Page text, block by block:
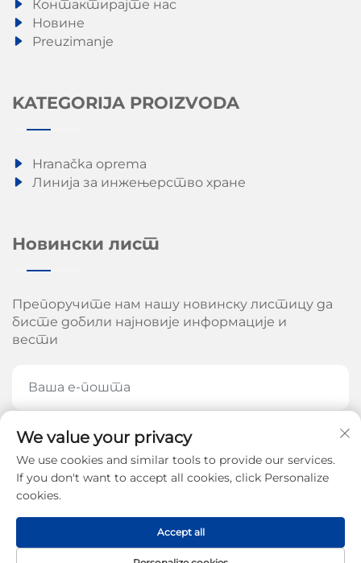
Контактирајте нас
Новине
Preuzimanje
KATEGORIJA PROIZVODA
Hranačka oprema
Линија за инжењерство хране
Новински лист
Препоручите нам нашу новинску листицу да
бисте добили најновије информације и
вести
ПРЕПОРУЧИТЕ СЕ САДА
Ауторско право © 2026 од стране Цхинан Ароу
Машинери Цо, Лтд. - Политике приватности
We value your privacy
We use cookies and similar tools to provide our services.
If you don't want to accept all cookies, click Personalize
cookies.
Accept all